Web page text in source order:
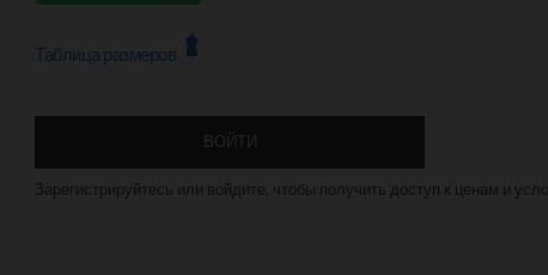
Таблица размеров
ВОЙТИ
Зарегистрируйтесь или войдите, чтобы получить доступ к ценам и